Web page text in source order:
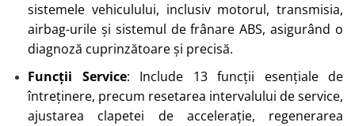
sistemele vehiculului, inclusiv motorul, transmisia,
airbag-urile și sistemul de frânare ABS, asigurând o
diagnoză cuprinzătoare și precisă.
Funcții Service: Include 13 funcții esențiale de
întreținere, precum resetarea intervalului de service,
ajustarea clapetei de accelerație, regenerarea